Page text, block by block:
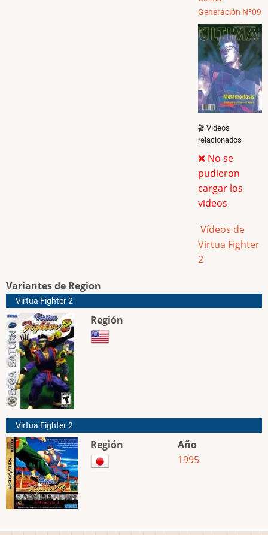
Generación Nº09
🎬 Videos
relacionados
❌ No se
pudieron
cargar los
videos
Vídeos de
Virtua Fighter
2
Variantes de Region
Virtua Fighter 2
Región
Virtua Fighter 2
Región
Año
1995